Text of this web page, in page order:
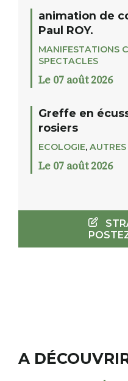
animation de
Paul ROY.
MANIFESTATIONS
SPECTACLES
Le 07 août 2026
Greffe en
rosiers
ECOLOGIE,
Le 07 août 2026
A